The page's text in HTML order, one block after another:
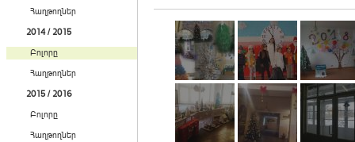
Հաղթողներ
2014 / 2015
Բոլորը
Հաղթողներ
2015 / 2016
Բոլորը
Հաղթողներ